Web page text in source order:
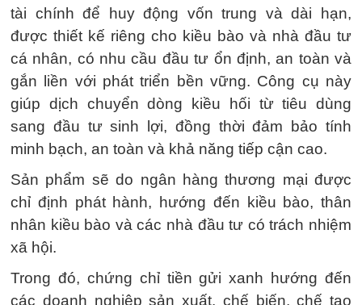
tài chính để huy động vốn trung và dài hạn,
được thiết kế riêng cho kiều bào và nhà đầu tư
cá nhân, có nhu cầu đầu tư ổn định, an toàn và
gắn liền với phát triển bền vững. Công cụ này
giúp dịch chuyển dòng kiều hối từ tiêu dùng
sang đầu tư sinh lợi, đồng thời đảm bảo tính
minh bạch, an toàn và khả năng tiếp cận cao.
Sản phẩm sẽ do ngân hàng thương mại được
chỉ định phát hành, hướng đến kiều bào, thân
nhân kiều bào và các nhà đầu tư có trách nhiệm
xã hội.
Trong đó, chứng chỉ tiền gửi xanh hướng đến
các doanh nghiệp sản xuất, chế biến, chế tạo